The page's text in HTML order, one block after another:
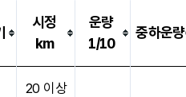
시정
km
운량
1/10
중하운량
20 이상